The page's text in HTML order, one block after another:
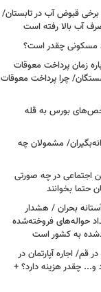
برخی قبوض آب در تابستان/
آب بالا رفته است
مسکونی چقدر است؟
زمان پرداخت معوقات
چرا پرداخت معوقات
بورس به قله
مشمولان چه
اجتماعی در چه صورتی
حتما بخوانند
آستانه بحران / هشدار
حواله‌های فروخته‌شده
به کشور است
اجاره آپارتمان در
و... چقدر هزینه دارد؟ +